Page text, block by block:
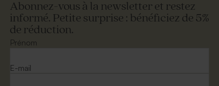
Enveloppe rectangulaire
mariage papier recyclé
Abonnez-vous à la newsletter et restez
informé. Petite surprise : bénéficiez de 5%
de réduction.
Prénom
E-mail